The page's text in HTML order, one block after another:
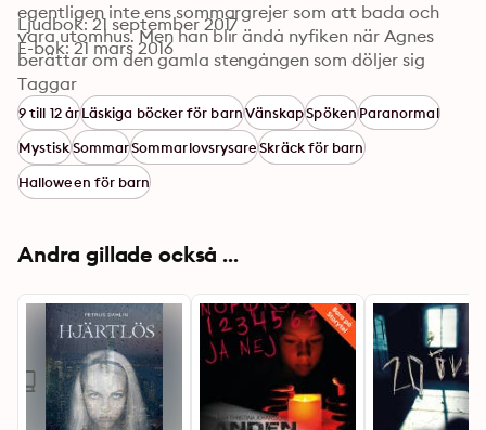
egentligen inte ens sommargrejer som att bada och
vara utomhus. Men han blir ändå nyfiken när Agnes
berättar om den gamla stengången som döljer sig
under ytan i Vallerbosjön och tillsammans bestämmer
de sig för att utforska den. Ungefär samtidigt börjar
Agnes känna sig förföljd. Hon är säker på att hon ser
någon stå i mörkret utanför fönstret. Hon upptäcker
blöta fotspår bakom sig, trots att hennes egna skor är
torra. Och sent en kväll är golvet i Agnes rum täckt av
Ljudbok: 21 september 2017
E-bok: 21 mars 2016
Taggar
9 till 12 årLäskiga böcker för barnVänskapSpökenParanormal
MystiskSommarSommarlovsrysareSkräck för barn
Halloween för barn
Andra gillade också ...